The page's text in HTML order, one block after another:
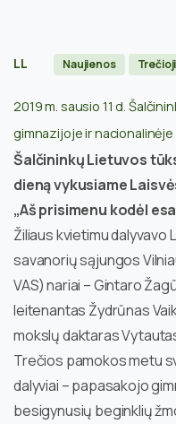
LL Naujienos
2019 m. sausio 11 d.
gimnazijoje ir
Šalčininkų Lietuvos
dieną vykusiame
„Aš prisimenu kodėl
Žiliaus kvietimu
savanorių sąjungos
VAS) nariai – Gintaro
leitenantas Žydrūnas
mokslų daktaras
Trečios pamokos metu
dalyviai – papasakojo
besigynusių beginklių